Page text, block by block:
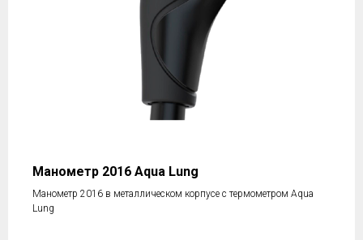
Манометр 2016 Aqua Lung
Манометр 2016 в металлическом корпусе с термометром Aqua
Lung